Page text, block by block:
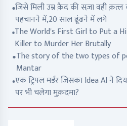
जिसे मिली उम्र क़ैद की सज़ा वही क़त्ल
पहचानने में,20 साल ढूंढने में लगे
The World's First Girl to Put a
Killer to Murder Her Brutally
The story of the two types of
Mantar
एक ट्रिपल मर्डर जिसका Idea AI ने
पर भी चलेगा मुक़दमा?